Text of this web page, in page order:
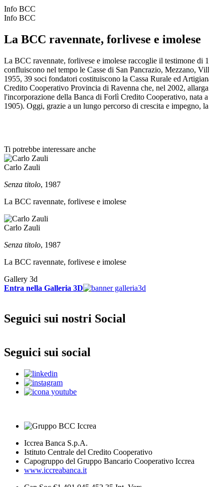
Info BCC
Info BCC
La BCC ravennate, forlivese e imolese
La BCC ravennate, forlivese e imolese raccoglie il testimone di
confluiscono nel tempo le Casse di San Pancrazio, Mezzano,
1955, 39 soci fondatori costituiscono la Cassa Rurale ed
Credito Cooperativo Provincia di Ravenna che, nel 2002,
l'incorporazione della Banca di Forlì Credito Cooperativo, nata
1905). Oggi, grazie a un lungo percorso di crescita e impegno,
Ti potrebbe interessare anche
Carlo Zauli
Senza titolo, 1987
La BCC ravennate, forlivese e imolese
Carlo Zauli
Senza titolo, 1987
La BCC ravennate, forlivese e imolese
Gallery 3d
Entra nella Galleria 3D
Seguici sui nostri Social
Seguici sui social
Iccrea Banca S.p.A.
Istituto Centrale del Credito Cooperativo
Capogruppo del Gruppo Bancario Cooperativo Iccrea
www.iccreabanca.it